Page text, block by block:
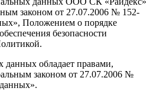
законом от 27.07.2006 № 152-
Положением о порядке
безопасности
данных обладает правами,
законом от 27.07.2006 №